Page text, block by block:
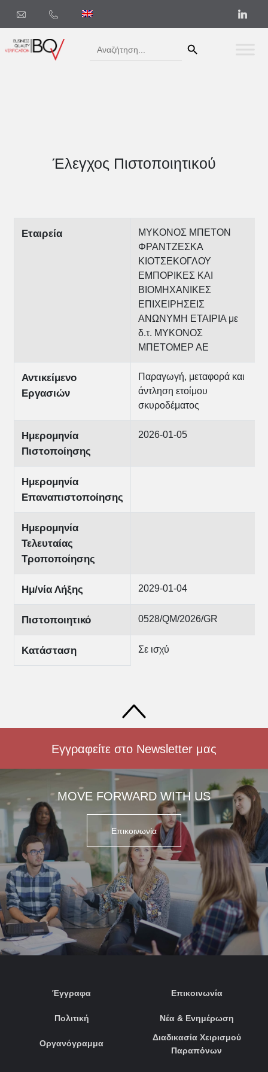
Search
for:
Έλεγχος Πιστοποιητικού
Εταιρεία
ΜΥΚΟΝΟΣ ΜΠΕΤΟΝ
ΦΡΑΝΤΖΕΣΚΑ
ΚΙΟΤΣΕΚΟΓΛΟΥ
ΕΜΠΟΡΙΚΕΣ ΚΑΙ
ΒΙΟΜΗΧΑΝΙΚΕΣ
ΕΠΙΧΕΙΡΗΣΕΙΣ
ΑΝΩΝΥΜΗ ΕΤΑΙΡΙΑ με
δ.τ. ΜΥΚΟΝΟΣ
ΜΠΕΤΟΜΕΡ ΑΕ
Αντικείμενο
Εργασιών
Παραγωγή, μεταφορά και
άντληση ετοίμου
σκυροδέματος
Ημερομηνία
Πιστοποίησης
2026-01-05
Ημερομηνία
Επαναπιστοποίησης
Ημερομηνία
Τελευταίας
Τροποποίησης
Ημ/νία Λήξης 2029-01-04
Πιστοποιητικό 0528/QM/2026/GR
Κατάσταση Σε ισχύ
Εγγραφείτε στο Newsletter μας
MOVE FORWARD WITH US
Επικοινωνία
Έγγραφα
Πολιτική
Οργανόγραμμα
Επικοινωνία
Νέα & Ενημέρωση
Διαδικασία Χειρισμού
Παραπόνων